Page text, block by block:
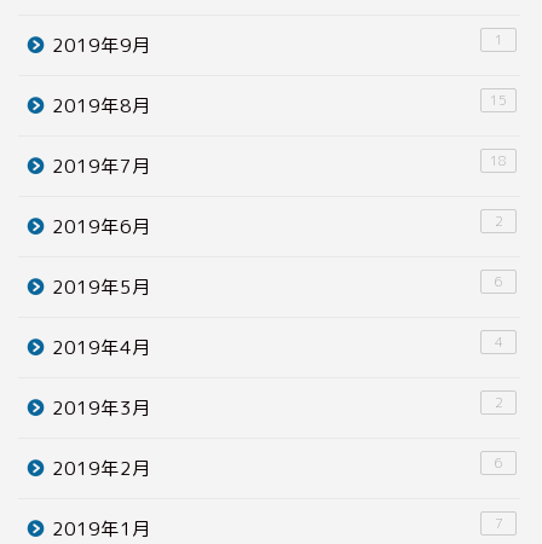
2019年9月 1
2019年8月 15
2019年7月 18
2019年6月 2
2019年5月 6
2019年4月 4
2019年3月 2
2019年2月 6
2019年1月 7